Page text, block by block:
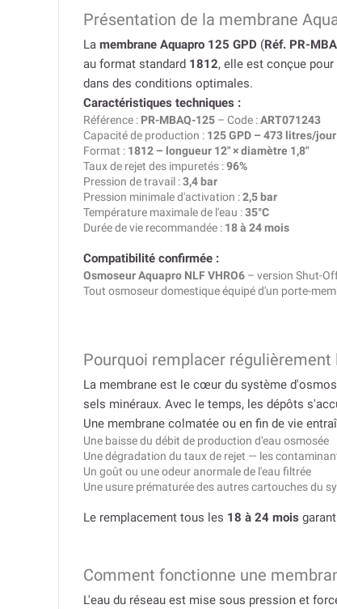
Présentation de la membrane
La membrane Aquapro 125 GPD (Réf. PR-
au format standard 1812, elle est conçue
dans des conditions optimales.
Caractéristiques techniques :
Référence : PR-MBAQ-125 – Code :ART071243
Capacité de production : 125 GPD – 473 litres/jour
Format : 1812 – longueur 12″ × diamètre 1,8″
Taux de rejet des impuretés :96%
Pression de travail :3,4 bar
Pression minimale d'activation :2,5 bar
Température maximale de l'eau :35°C
Durée de vie recommandée : 18 à 24 mois
Compatibilité confirmée :
Osmoseur Aquapro NLF VHRO6 – version Shut-
Tout osmoseur domestique équipé d'un porte-
Pourquoi remplacer
La membrane est le cœur du système
sels minéraux. Avec le temps, les dépôts
Une membrane colmatée ou en fin de vie
Une baisse du débit de production d'eau osmosée
Une dégradation du taux de rejet — les
Un goût ou une odeur anormale de l'eau filtrée
Une usure prématurée des autres cartouches du
Le remplacement tous les 18 à 24 mois
Comment fonctionne une
L'eau du réseau est mise sous pression et